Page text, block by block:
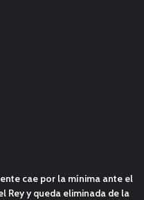
cae por la mínima ante el
Rey y queda eliminada de la